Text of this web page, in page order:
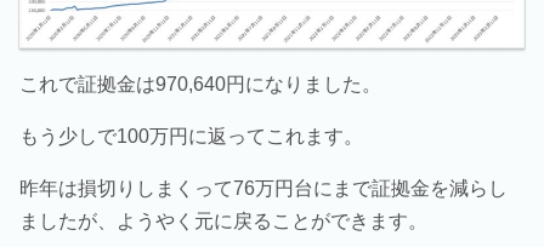
これで証拠金は970,640円になりました。
もう少しで100万円に返ってこれます。
昨年は損切りしまくって76万円台にまで証拠金を減らし
ましたが、ようやく元に戻ることができます。